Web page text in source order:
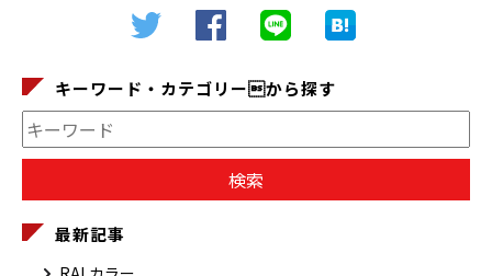
キーワード・カテゴリーから探す
最新記事